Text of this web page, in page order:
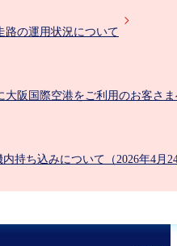
路の運用状況について
大阪国際空港をご利用のお客さ
持ち込みについて（2026年4月